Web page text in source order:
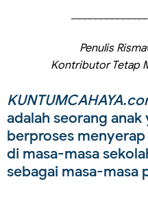
Penulis
Kontributor Tetap
adalah seorang anak
berproses
di masa-masa
sebagai masa-masa